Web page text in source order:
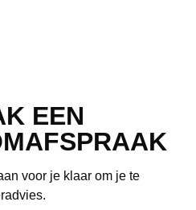
EEN
voor je klaar om je te